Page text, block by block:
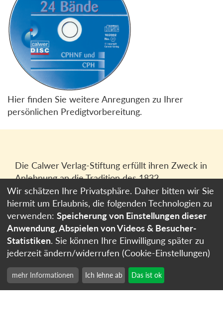
Hier finden Sie weitere Anregungen zu Ihrer
persönlichen Predigtvorbereitung.
Die Calwer Verlag-Stiftung erfüllt ihren Zweck in
Anlehnung an die Tradition des 1832
gegründeten Calwer Verlagsvereins, der
heutigen Calwer Verlag Bücher und Medien
GmbHin Stuttgart.
Impressum
Datenschutzerklärung
Cookie-Einstellungen
Wir schätzen Ihre Privatsphäre. Daher bitten wir Sie
hiermit um Erlaubnis, die folgenden Technologien zu
verwenden: Speicherung von Einstellungen dieser
Anwendung, Abspielen von Videos & Besucher-
Statistiken. Sie können Ihre Einwilligung später zu
jederzeit ändern/widerrufen (Cookie-Einstellungen)
mehr Informationen Ich lehne ab Das ist ok